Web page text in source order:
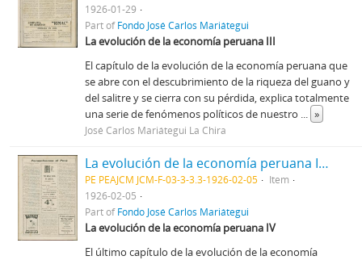
1926-01-29
Part ofFondo José Carlos Mariátegui
La evolución de la economía peruana III
El capítulo de la evolución de la economía peruana que
se abre con el descubrimiento de la riqueza del guano y
del salitre y se cierra con su pérdida, explica totalmente
una serie de fenómenos políticos de nuestro ... »
José Carlos Mariátegui La Chira
La evolución de la economía peruana IV [Recorte de prensa]
PE PEAJCM JCM-F-03-3-3.3-1926-02-05
Item
1926-02-05
Part ofFondo José Carlos Mariátegui
La evolución de la economía peruana IV
El último capítulo de la evolución de la economía